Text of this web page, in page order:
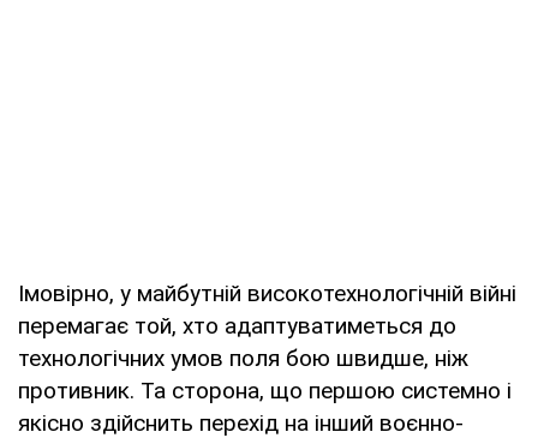
Імовірно, у майбутній високотехнологічній війні
перемагає той, хто адаптуватиметься до
технологічних умов поля бою швидше, ніж
противник. Та сторона, що першою системно і
якісно здійснить перехід на інший воєнно-